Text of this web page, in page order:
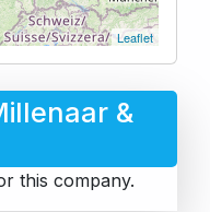
Leaflet
&
this company.